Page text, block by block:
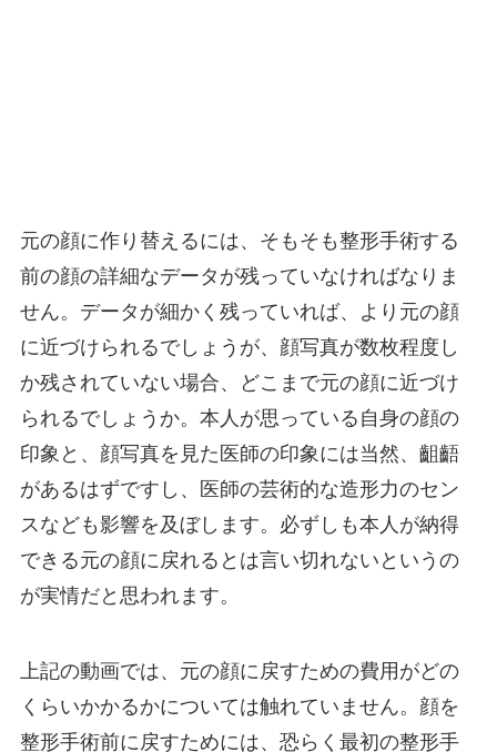
元の顔に作り替えるには、そもそも整形手術する
前の顔の詳細なデータが残っていなければなりま
せん。データが細かく残っていれば、より元の顔
に近づけられるでしょうが、顔写真が数枚程度し
か残されていない場合、どこまで元の顔に近づけ
られるでしょうか。本人が思っている自身の顔の
印象と、顔写真を見た医師の印象には当然、齟齬
があるはずですし、医師の芸術的な造形力のセン
スなども影響を及ぼします。必ずしも本人が納得
できる元の顔に戻れるとは言い切れないというの
が実情だと思われます。
上記の動画では、元の顔に戻すための費用がどの
くらいかかるかについては触れていません。顔を
整形手術前に戻すためには、恐らく最初の整形手